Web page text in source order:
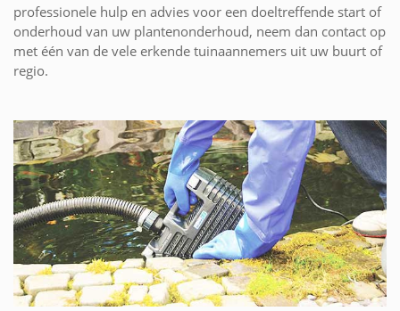
professionele hulp en advies voor een doeltreffende start of
onderhoud van uw plantenonderhoud, neem dan contact op
met één van de vele erkende tuinaannemers uit uw buurt of
regio.